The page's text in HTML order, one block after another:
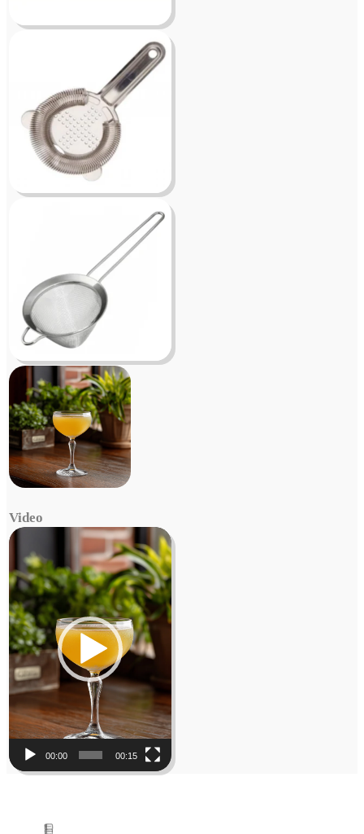
Video
Video
Player
00:00 00:15